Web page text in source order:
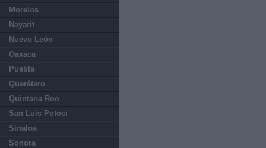
Morelos
Nayarit
Nuevo León
Oaxaca
Puebla
Querétaro
Quintana Roo
San Luis Potosí
Sinaloa
Sonora